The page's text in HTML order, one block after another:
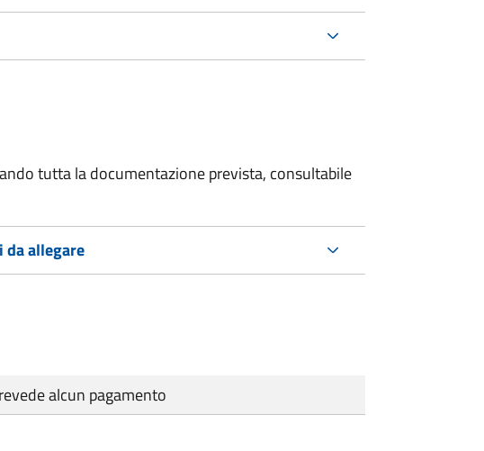
tutta la documentazione prevista, consultabile
da allegare
alcun pagamento